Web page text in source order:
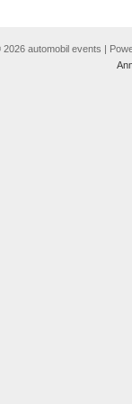
2026 automobil events |